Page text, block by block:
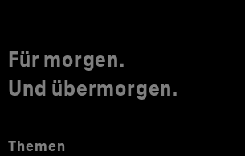
Für morgen.
Und übermorgen.
Themen